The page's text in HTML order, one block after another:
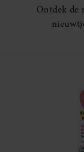
Ontdek de